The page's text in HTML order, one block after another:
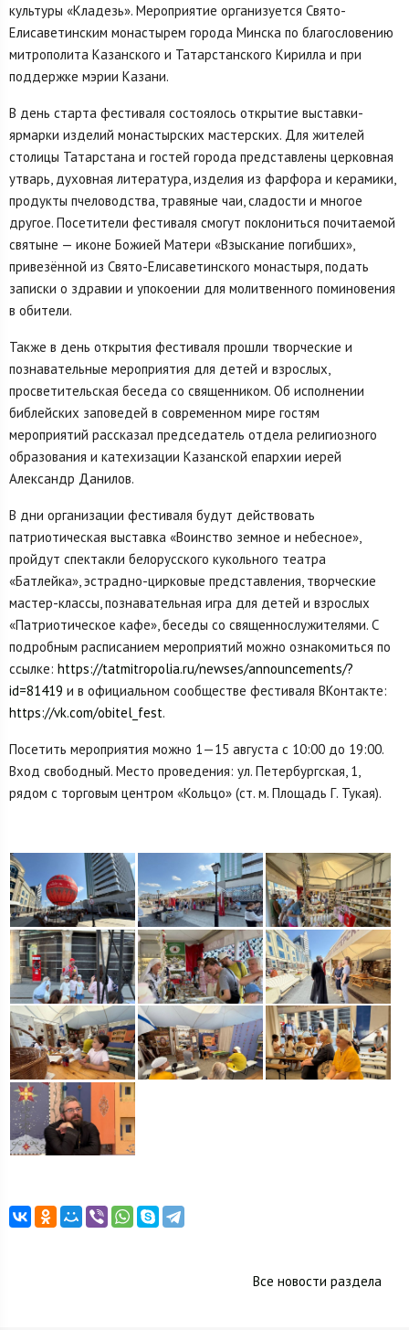
культуры «Кладезь». Мероприятие организуется Свято-
Елисаветинским монастырем города Минска по благословению
митрополита Казанского и Татарстанского Кирилла и при
поддержке мэрии Казани.
В день старта фестиваля состоялось открытие выставки-
ярмарки изделий монастырских мастерских. Для жителей
столицы Татарстана и гостей города представлены церковная
утварь, духовная литература, изделия из фарфора и керамики,
продукты пчеловодства, травяные чаи, сладости и многое
другое. Посетители фестиваля смогут поклониться почитаемой
святыне — иконе Божией Матери «Взыскание погибших»,
привезённой из Свято-Елисаветинского монастыря, подать
записки о здравии и упокоении для молитвенного поминовения
в обители.
Также в день открытия фестиваля прошли творческие и
познавательные мероприятия для детей и взрослых,
просветительская беседа со священником. Об исполнении
библейских заповедей в современном мире гостям
мероприятий рассказал председатель отдела религиозного
образования и катехизации Казанской епархии иерей
Александр Данилов.
В дни организации фестиваля будут действовать
патриотическая выставка «Воинство земное и небесное»,
пройдут спектакли белорусского кукольного театра
«Батлейка», эстрадно-цирковые представления, творческие
мастер-классы, познавательная игра для детей и взрослых
«Патриотическое кафе», беседы со священнослужителями. С
подробным расписанием мероприятий можно ознакомиться по
ссылке: https://tatmitropolia.ru/newses/announcements/?
id=81419 и в официальном сообществе фестиваля ВКонтакте:
https://vk.com/obitel_fest.
Посетить мероприятия можно 1—15 августа с 10:00 до 19:00.
Вход свободный. Место проведения: ул. Петербургская, 1,
рядом с торговым центром «Кольцо» (ст. м. Площадь Г. Тукая).
Все новости раздела